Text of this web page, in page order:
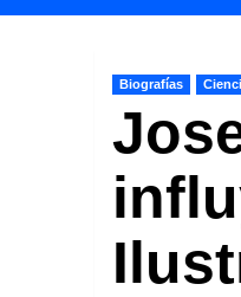
Biografías